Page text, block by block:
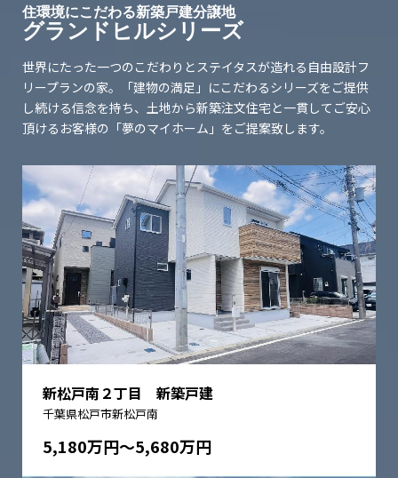
住環境にこだわる新築戸建分譲地
グランドヒルシリーズ
世界にたった一つのこだわりとステイタスが造れる自由設計フ
リープランの家。
「建物の満足」にこだわるシリーズをご提供
し続ける信念を持ち、土地から新築注文住宅と一貫してご安心
頂けるお客様の「夢のマイホーム」をご提案致します。
新松戸南２丁目 新築戸建
千葉県松戸市新松戸南
5,180万円〜5,680万円